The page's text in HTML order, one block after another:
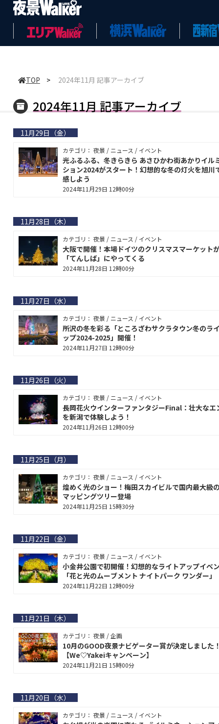
TOP > 2024年11月 記事アーカイブ
2024年11月 記事アーカイブ
11月29日（金）
カテゴリ： 夜景 / ニュース / イベント
光ふるふる、冬きらきら あさひかわ街あかりイル
ション2024がスタート！幻想的な冬の灯火を旭川
感しよう
2024年11月29日 12時00分
11月28日（木）
カテゴリ： 夜景 / ニュース / イベント
大阪で開催！本場ドイツのクリスマスマーケット
「てんしば」にやってくる
2024年11月28日 12時00分
11月27日（水）
カテゴリ： 夜景 / ニュース / イベント
所沢の冬を彩る「ところざわサクラタウン冬のラ
ップ2024-2025」開催！
2024年11月27日 12時00分
11月26日（火）
カテゴリ： 夜景 / ニュース / イベント
長岡花火ウインターファンタジーFinal：壮大なエ
を新潟で体験しよう！
2024年11月26日 12時00分
11月25日（月）
カテゴリ： 夜景 / ニュース / イベント
煌めく光のショー！梅田スカイビルで国内最大級
マッピングツリー登場
2024年11月25日 15時30分
11月22日（金）
カテゴリ： 夜景 / ニュース / イベント
小金井公園で初開催！幻想的なライトアップイベ
「花と光のムーブメント ナイトパーク ワンダー」
2024年11月22日 12時00分
11月21日（木）
カテゴリ： 夜景 / 企画
10月のGOOD夜景ナビゲーター賞が決定しました！
【We♡Yakeiキャンペーン】
2024年11月21日 15時00分
11月20日（水）
カテゴリ： 夜景 / ニュース / イベント